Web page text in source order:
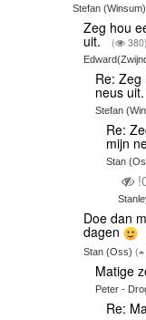
Stefan
Zeg hou
uit. ( 380)
Re: Zeg
neus uit.
Stefan
Re:
mijn
Stan
Doe dan
dagen
Stan (Oss)(
Matige
Peter -
Re: